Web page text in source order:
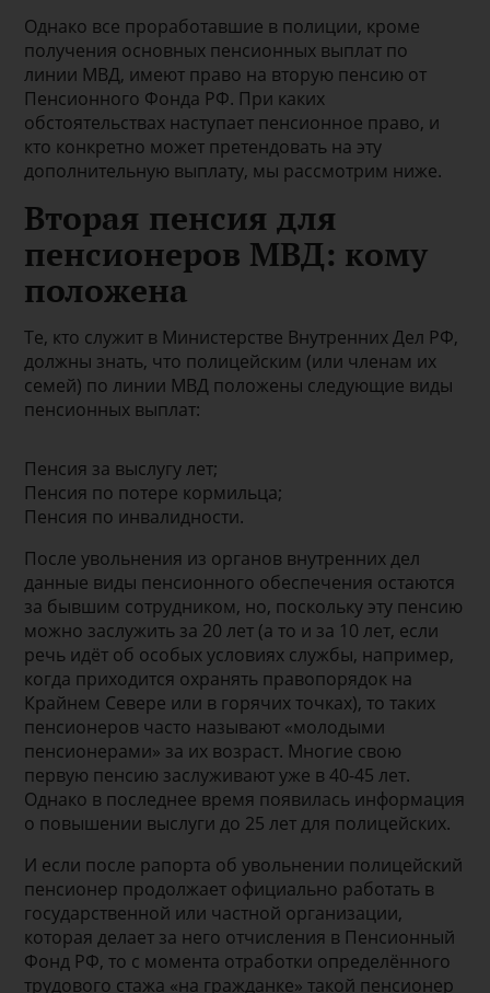
Однако все проработавшие в полиции, кроме
получения основных пенсионных выплат по
линии МВД, имеют право на вторую пенсию от
Пенсионного Фонда РФ. При каких
обстоятельствах наступает пенсионное право, и
кто конкретно может претендовать на эту
дополнительную выплату, мы рассмотрим ниже.
Вторая пенсия для
пенсионеров МВД: кому
положена
Те, кто служит в Министерстве Внутренних Дел РФ,
должны знать, что полицейским (или членам их
семей) по линии МВД положены следующие виды
пенсионных выплат:
Пенсия за выслугу лет;
Пенсия по потере кормильца;
Пенсия по инвалидности.
После увольнения из органов внутренних дел
данные виды пенсионного обеспечения остаются
за бывшим сотрудником, но, поскольку эту пенсию
можно заслужить за 20 лет (а то и за 10 лет, если
речь идёт об особых условиях службы, например,
когда приходится охранять правопорядок на
Крайнем Севере или в горячих точках), то таких
пенсионеров часто называют «молодыми
пенсионерами» за их возраст. Многие свою
первую пенсию заслуживают уже в 40-45 лет.
Однако в последнее время появилась информация
о повышении выслуги до 25 лет для полицейских.
И если после рапорта об увольнении полицейский
пенсионер продолжает официально работать в
государственной или частной организации,
которая делает за него отчисления в Пенсионный
Фонд РФ, то с момента отработки определённого
трудового стажа «на гражданке» такой пенсионер